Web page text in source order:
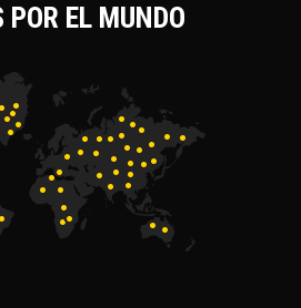
EL MUNDO